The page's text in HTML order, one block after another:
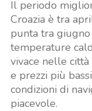
Il periodo
Croazia è tra
punta tra
temperature
vivace nelle
e prezzi più
condizioni di
piacevole.